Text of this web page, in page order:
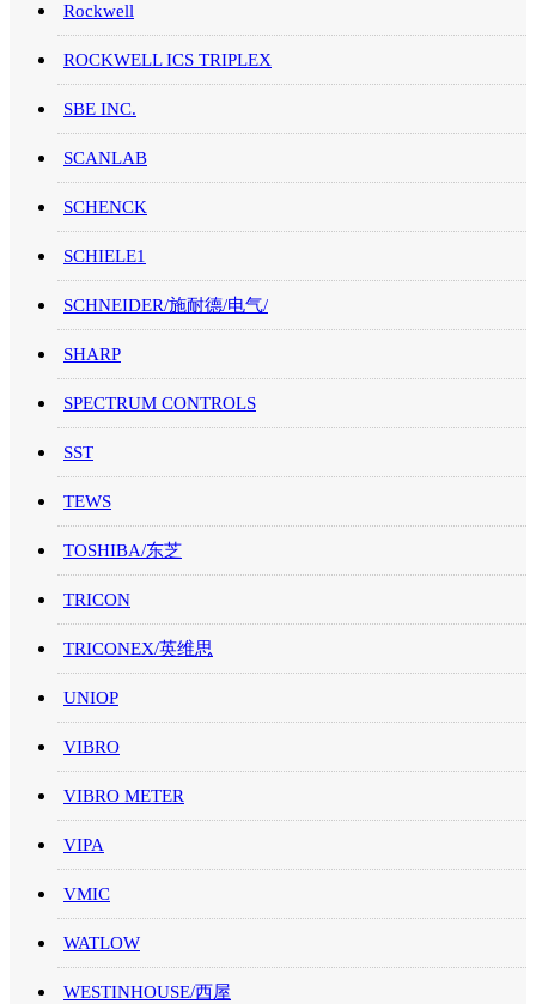
Rockwell
ROCKWELL ICS TRIPLEX
SBE INC.
SCANLAB
SCHENCK
SCHIELE1
SCHNEIDER/施耐德/电气/
SHARP
SPECTRUM CONTROLS
SST
TEWS
TOSHIBA/东芝
TRICON
TRICONEX/英维思
UNIOP
VIBRO
VIBRO METER
VIPA
VMIC
WATLOW
WESTINHOUSE/西屋